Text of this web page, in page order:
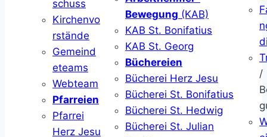
schuss
Kirchenvo
rstände
Gemeind
eteams
Webteam
Pfarreien
Pfarrei
Herz Jesu
Bewegung (KAB)
KAB St. Bonifatius
KAB St. Georg
Büchereien
Bücherei Herz Jesu
Bücherei St. Bonifatius
Bücherei St. Hedwig
Bücherei St. Julian
/